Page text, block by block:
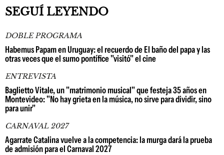
SEGUÍ LEYENDO
DOBLE PROGRAMA
Habemus Papam en Uruguay: el recuerdo de El baño del papa y las
otras veces que el sumo pontífice "visitó" el cine
ENTREVISTA
Baglietto Vitale, un "matrimonio musical" que festeja 35 años en
Montevideo: "No hay grieta en la música, no sirve para dividir, sino
para unir"
CARNAVAL 2027
Agarrate Catalina vuelve a la competencia: la murga dará la prueba
de admisión para el Carnaval 2027